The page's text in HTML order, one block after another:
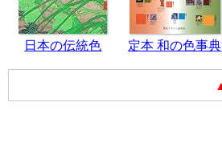
日本の伝統色 定本 和の色事典